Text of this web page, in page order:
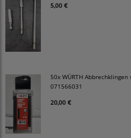
5,00 €
50x WÜRTH
071566031
20,00 €